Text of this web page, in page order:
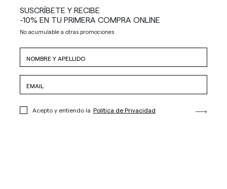
SUSCRÍBETE Y RECIBE
-10% EN TU PRIMERA COMPRA ONLINE
No acumulable a otras promociones
Acepto y entiendo la Política de Privacidad